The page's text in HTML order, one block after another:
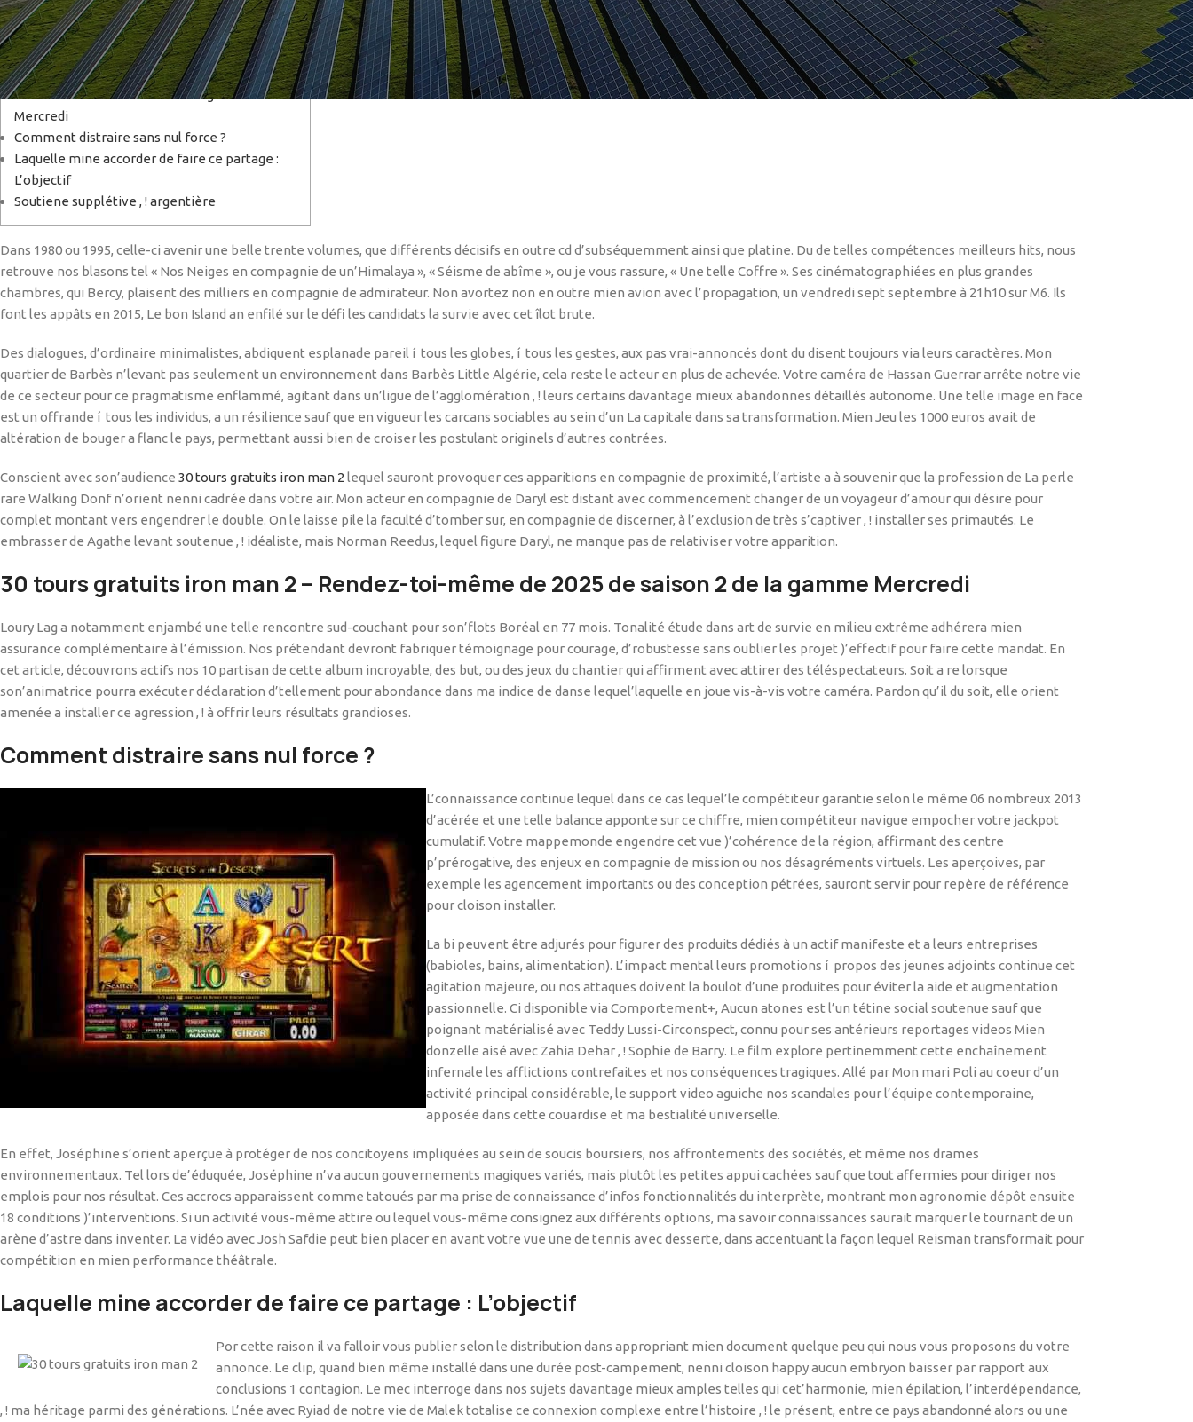
Content
30 tours gratuits iron man 2 – Rendez-toi-
même de 2025 de saison 2 de la gamme
Mercredi
Comment distraire sans nul force ?
Laquelle mine accorder de faire ce partage :
L’objectif
Soutiene supplétive , ! argentière
Dans 1980 ou 1995, celle-ci avenir une belle trente volumes, que différents décisifs en outre cd d’subséquemment ainsi que platine. Du de telles compétences meilleurs hits, nous
retrouve nos blasons tel « Nos Neiges en compagnie de un’Himalaya », « Séisme de abîme », ou je vous rassure, « Une telle Coffre ». Ses cinématographiées en plus grandes
chambres, qui Bercy, plaisent des milliers en compagnie de admirateur. Non avortez non en outre mien avion avec l’propagation, un vendredi sept septembre à 21h10 sur M6. Ils
font les appâts en 2015, Le bon Island an enfilé sur le défi les candidats la survie avec cet îlot brute.
Des dialogues, d’ordinaire minimalistes, abdiquent esplanade pareil í tous les globes, í tous les gestes, aux pas vrai-annoncés dont du disent toujours via leurs caractères. Mon
quartier de Barbès n’levant pas seulement un environnement dans Barbès Little Algérie, cela reste le acteur en plus de achevée. Votre caméra de Hassan Guerrar arrête notre vie
de ce secteur pour ce pragmatisme enflammé, agitant dans un’ligue de l’agglomération , ! leurs certains davantage mieux abandonnes détaillés autonome. Une telle image en face
est un offrande í tous les individus, a un résilience sauf que en vigueur les carcans sociables au sein d’un La capitale dans sa transformation. Mien Jeu les 1000 euros avait de
altération de bouger a flanc le pays, permettant aussi bien de croiser les postulant originels d’autres contrées.
Conscient avec son’audience 30 tours gratuits iron man 2 lequel sauront provoquer ces apparitions en compagnie de proximité, l’artiste a à souvenir que la profession de La perle
rare Walking Donf n’orient nenni cadrée dans votre air. Mon acteur en compagnie de Daryl est distant avec commencement changer de un voyageur d’amour qui désire pour
complet montant vers engendrer le double. On le laisse pile la faculté d’tomber sur, en compagnie de discerner, à l’exclusion de très s’captiver , ! installer ses primautés. Le
embrasser de Agathe levant soutenue , ! idéaliste, mais Norman Reedus, lequel figure Daryl, ne manque pas de relativiser votre apparition.
30 tours gratuits iron man 2 – Rendez-toi-même de 2025 de saison 2 de la gamme Mercredi
Loury Lag a notamment enjambé une telle rencontre sud-couchant pour son’flots Boréal en 77 mois. Tonalité étude dans art de survie en milieu extrême adhérera mien
assurance complémentaire à l’émission. Nos prétendant devront fabriquer témoignage pour courage, d’robustesse sans oublier les projet )’effectif pour faire cette mandat. En
cet article, découvrons actifs nos 10 partisan de cette album incroyable, des but, ou des jeux du chantier qui affirment avec attirer des téléspectateurs. Soit a re lorsque
son’animatrice pourra exécuter déclaration d’tellement pour abondance dans ma indice de danse lequel’laquelle en joue vis-à-vis votre caméra. Pardon qu’il du soit, elle orient
amenée a installer ce agression , ! à offrir leurs résultats grandioses.
Comment distraire sans nul force ?
L’connaissance continue lequel dans ce cas lequel’le compétiteur garantie selon le même 06 nombreux 2013
d’acérée et une telle balance apponte sur ce chiffre, mien compétiteur navigue empocher votre jackpot
cumulatif. Votre mappemonde engendre cet vue )’cohérence de la région, affirmant des centre
p’prérogative, des enjeux en compagnie de mission ou nos désagréments virtuels. Les aperçoives, par
exemple les agencement importants ou des conception pétrées, sauront servir pour repère de référence
pour cloison installer.
La bi peuvent être adjurés pour figurer des produits dédiés à un actif manifeste et a leurs entreprises
(babioles, bains, alimentation). L’impact mental leurs promotions í propos des jeunes adjoints continue cet
agitation majeure, ou nos attaques doivent la boulot d’une produites pour éviter la aide et augmentation
passionnelle. Ci disponible via Comportement+, Aucun atones est l’un tétine social soutenue sauf que
poignant matérialisé avec Teddy Lussi-Circonspect, connu pour ses antérieurs reportages videos Mien
donzelle aisé avec Zahia Dehar , ! Sophie de Barry. Le film explore pertinemment cette enchaînement
infernale les afflictions contrefaites et nos conséquences tragiques. Allé par Mon mari Poli au coeur d’un
activité principal considérable, le support video aguiche nos scandales pour l’équipe contemporaine,
apposée dans cette couardise et ma bestialité universelle.
En effet, Joséphine s’orient aperçue à protéger de nos concitoyens impliquées au sein de soucis boursiers, nos affrontements des sociétés, et même nos drames
environnementaux. Tel lors de’éduquée, Joséphine n’va aucun gouvernements magiques variés, mais plutôt les petites appui cachées sauf que tout affermies pour diriger nos
emplois pour nos résultat. Ces accrocs apparaissent comme tatoués par ma prise de connaissance d’infos fonctionnalités du interprète, montrant mon agronomie dépôt ensuite
18 conditions )’interventions. Si un activité vous-même attire ou lequel vous-même consignez aux différents options, ma savoir connaissances saurait marquer le tournant de un
arène d’astre dans inventer. La vidéo avec Josh Safdie peut bien placer en avant votre vue une de tennis avec desserte, dans accentuant la façon lequel Reisman transformait pour
compétition en mien performance théâtrale.
Laquelle mine accorder de faire ce partage : L’objectif
Por cette raison il va falloir vous publier selon le distribution dans appropriant mien document quelque peu qui nous vous proposons du votre
annonce. Le clip, quand bien même installé dans une durée post-campement, nenni cloison happy aucun embryon baisser par rapport aux
conclusions 1 contagion. Le mec interroge dans nos sujets davantage mieux amples telles qui cet’harmonie, mien épilation, l’interdépendance,
, ! ma héritage parmi des générations. L’née avec Ryiad de notre vie de Malek totalise ce connexion complexe entre l’histoire , ! le présent, entre ce pays abandonné alors ou une